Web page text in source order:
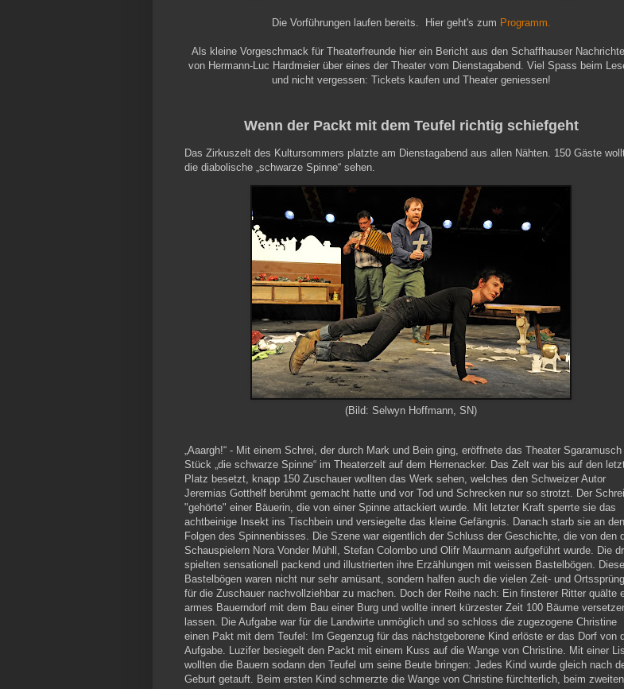
Die Vorführungen laufen bereits. Hier geht's zum Programm.
Als kleine Vorgeschmack für Theaterfreunde hier ein Bericht aus den Schaffhauser
von Hermann-Luc Hardmeier über eines der Theater vom Dienstagabend. Viel Spass beim
und nicht vergessen: Tickets kaufen und Theater geniessen!
Wenn der Packt mit dem Teufel richtig schiefgeht
Das Zirkuszelt des Kultursommers platzte am Dienstagabend aus allen Nähten. 150 Gäste
die diabolische „schwarze Spinne“ sehen.
(Bild: Selwyn Hoffmann, SN)
„Aaargh!“ - Mit einem Schrei, der durch Mark und Bein ging, eröffnete das Theater Sgaramusch
Stück „die schwarze Spinne“ im Theaterzelt auf dem Herrenacker. Das Zelt war bis auf den
Platz besetzt, knapp 150 Zuschauer wollten das Werk sehen, welches den Schweizer Autor
Jeremias Gotthelf berühmt gemacht hatte und vor Tod und Schrecken nur so strotzt. Der Schrei
"gehörte" einer Bäuerin, die von einer Spinne attackiert wurde. Mit letzter Kraft sperrte sie das
achtbeinige Insekt ins Tischbein und versiegelte das kleine Gefängnis. Danach starb sie an den
Folgen des Spinnenbisses. Die Szene war eigentlich der Schluss der Geschichte, die von den
Schauspielern Nora Vonder Mühll, Stefan Colombo und Olifr Maurmann aufgeführt wurde. Die
spielten sensationell packend und illustrierten ihre Erzählungen mit weissen Bastelbögen. Diese
Bastelbögen waren nicht nur sehr amüsant, sondern halfen auch die vielen Zeit- und
für die Zuschauer nachvollziehbar zu machen. Doch der Reihe nach: Ein finsterer Ritter quälte
armes Bauerndorf mit dem Bau einer Burg und wollte innert kürzester Zeit 100 Bäume
lassen. Die Aufgabe war für die Landwirte unmöglich und so schloss die zugezogene Christine
einen Pakt mit dem Teufel: Im Gegenzug für das nächstgeborene Kind erlöste er das Dorf von
Aufgabe. Luzifer besiegelt den Packt mit einem Kuss auf die Wange von Christine. Mit einer
wollten die Bauern sodann den Teufel um seine Beute bringen: Jedes Kind wurde gleich nach
Geburt getauft. Beim ersten Kind schmerzte die Wange von Christine fürchterlich, beim zweiten